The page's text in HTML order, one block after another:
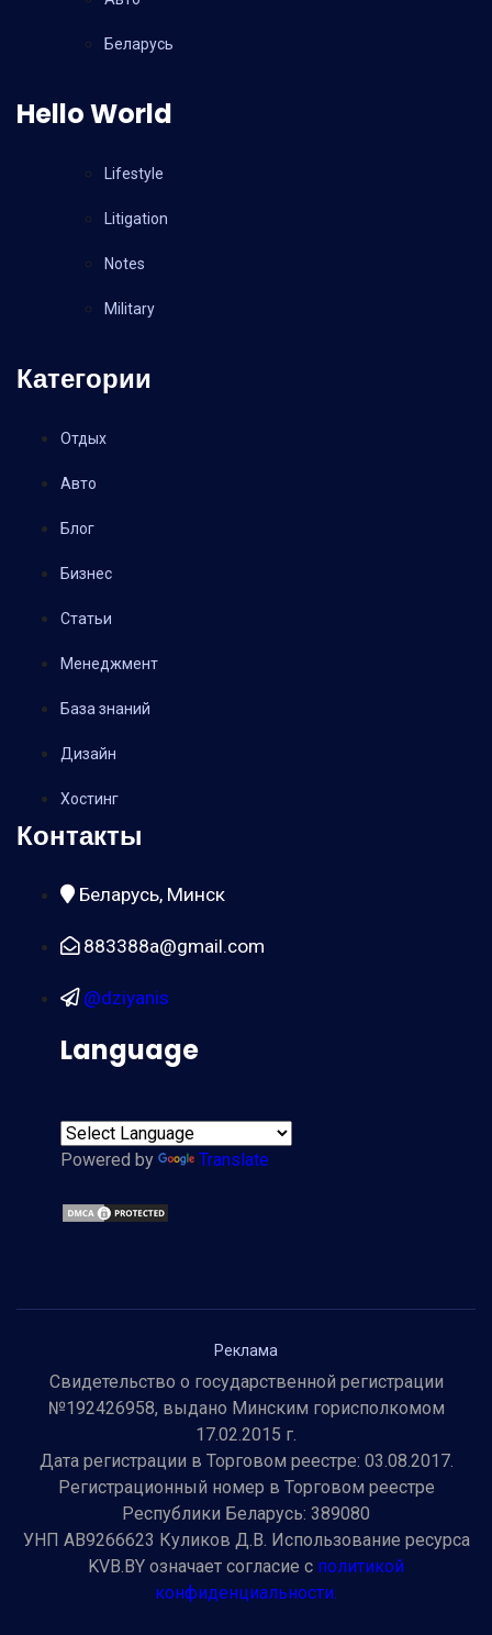
Беларусь
Hello World
Lifestyle
Litigation
Notes
Military
Категории
Отдых
Авто
Блог
Бизнес
Статьи
Менеджмент
База знаний
Дизайн
Хостинг
Контакты
Беларусь, Минск
883388a@gmail.com
@dziyanis
Language
Powered by Translate
Реклама
Свидетельство о государственной регистрации
№192426958, выдано Минским горисполкомом
17.02.2015 г.
Дата регистрации в Торговом реестре: 03.08.2017.
Регистрационный номер в Торговом реестре
Республики Беларусь: 389080
УНП AB9266623 Куликов Д.В. Использование ресурса
KVB.BY означает согласие с политикой
конфиденциальности.